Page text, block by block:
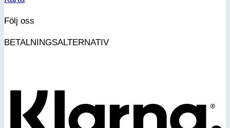
Följ oss
BETALNINGSALTERNATIV